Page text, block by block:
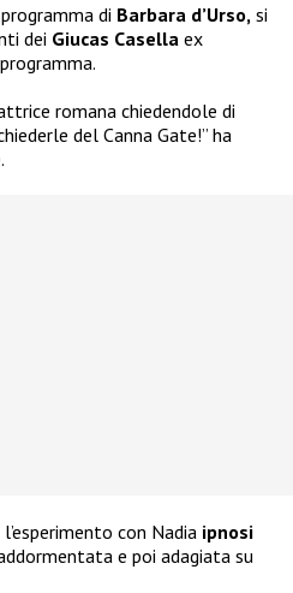
programma di Barbara d’Urso, si
dei Giucas Casella ex
romana chiedendole di
del Canna Gate!” ha
con Nadia ipnosi
e poi adagiata su